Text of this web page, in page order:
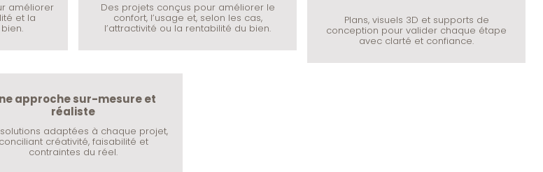
améliorer
et la
Des projets conçus pour améliorer le
confort, l’usage et, selon les cas,
l’attractivité ou la rentabilité du bien.
Plans, visuels 3D et supports de
conception pour valider chaque étape
avec clarté et confiance.
approche sur-mesure et
réaliste
adaptées à chaque projet,
conciliant créativité, faisabilité et
contraintes du réel.